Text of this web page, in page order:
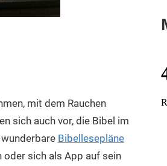
mit dem Rauchen
sich auch vor, die Bibel im
Bibellesepläne
oder sich als App auf sein